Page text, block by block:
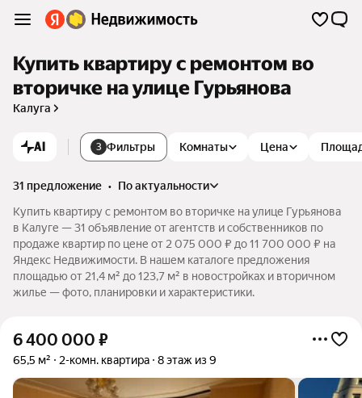
Купить квартиру с ремонтом во
вторичке на улице Гурьянова
Калуга
AI 3 Фильтры Комнаты Цена
31 предложение •
по актуальности
Купить квартиру с ремонтом во вторичке на улице Гурьянова
в Калуге — 31 объявление от агентств и собственников по
продаже квартир по цене от 2 075 000 ₽ до 11 700 000 ₽ на
Яндекс Недвижимости. В нашем каталоге предложения
площадью от 21,4 м² до 123,7 м² в новостройках и вторичном
жилье — фото, планировки и характеристики.
6 400 000 ₽
65,5 м² 2-комн. квартира 8 этаж из 9